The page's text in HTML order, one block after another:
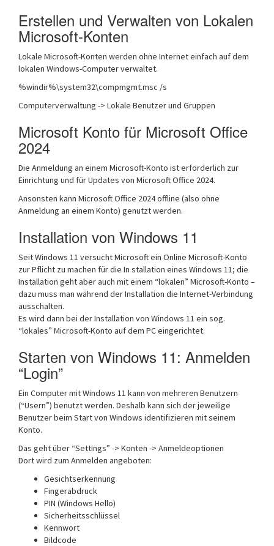
Erstellen und Verwalten von Lokalen
Microsoft-Konten
Lokale Microsoft-Konten werden ohne Internet einfach auf dem
lokalen Windows-Computer verwaltet.
%windir%\system32\compmgmt.msc /s
Computerverwaltung -> Lokale Benutzer und Gruppen
Microsoft Konto für Microsoft Office
2024
Die Anmeldung an einem Microsoft-Konto ist erforderlich zur
Einrichtung und für Updates von Microsoft Office 2024.
Ansonsten kann Microsoft Office 2024 offline (also ohne
Anmeldung an einem Konto) genutzt werden.
Installation von Windows 11
Seit Windows 11 versucht Microsoft ein Online Microsoft-Konto
zur Pflicht zu machen für die In stallation eines Windows 11; die
Installation geht aber auch mit einem “lokalen” Microsoft-Konto –
dazu muss man während der Installation die Internet-Verbindung
ausschalten.
Es wird dann bei der Installation von Windows 11 ein sog.
“lokales” Microsoft-Konto auf dem PC eingerichtet.
Starten von Windows 11: Anmelden
“Login”
Ein Computer mit Windows 11 kann von mehreren Benutzern
(“Usern”) benutzt werden. Deshalb kann sich der jeweilige
Benutzer beim Start von Windows identifizieren mit seinem
Konto.
Das geht über “Settings” -> Konten -> Anmeldeoptionen
Dort wird zum Anmelden angeboten:
Gesichtserkennung
Fingerabdruck
PIN (Windows Hello)
Sicherheitsschlüssel
Kennwort
Bildcode